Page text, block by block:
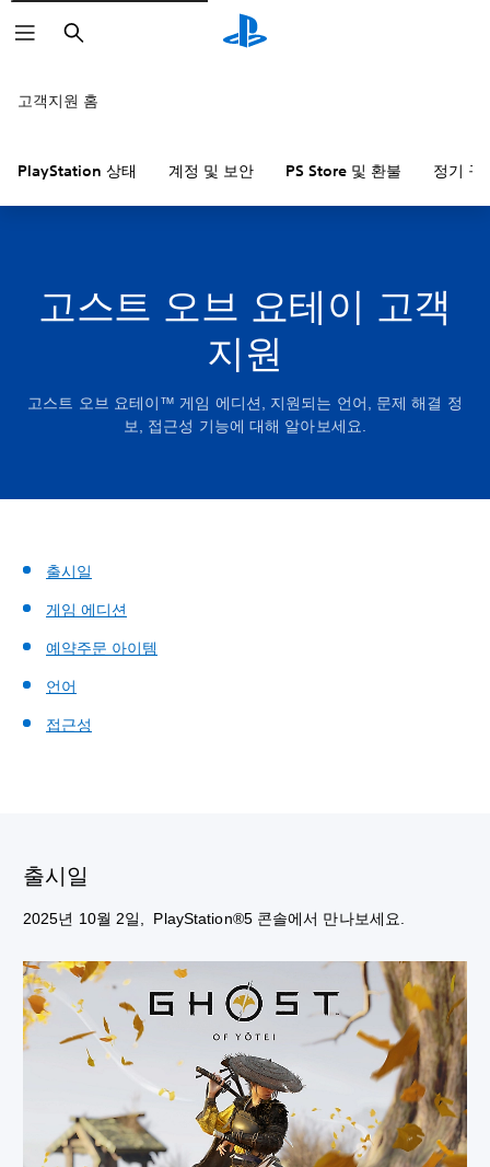
검
색
고객지원 홈
PlayStation 상태 계정 및 보안 PS Store 및 환불 정기 구
고스트 오브 요테이 고객
지원
고스트 오브 요테이™ 게임 에디션, 지원되는 언어, 문제 해결 정
보, 접근성 기능에 대해 알아보세요.
출시일
게임 에디션
예약주문 아이템
언어
접근성
출시일
2025년 10월 2일, PlayStation®5 콘솔에서 만나보세요.